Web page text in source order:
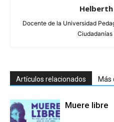
Helberth
Docente de la Universidad
Ciudadanías
Artículos relacionados Más
Muere libre